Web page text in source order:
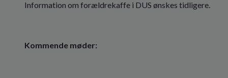
Information om forældrekaffe i DUS ønskes tidligere.
Kommende møder: